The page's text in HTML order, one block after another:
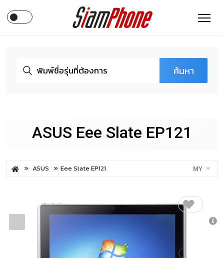
ค้นหา
ASUS Eee Slate EP121
ASUS Eee Slate EP121 MY